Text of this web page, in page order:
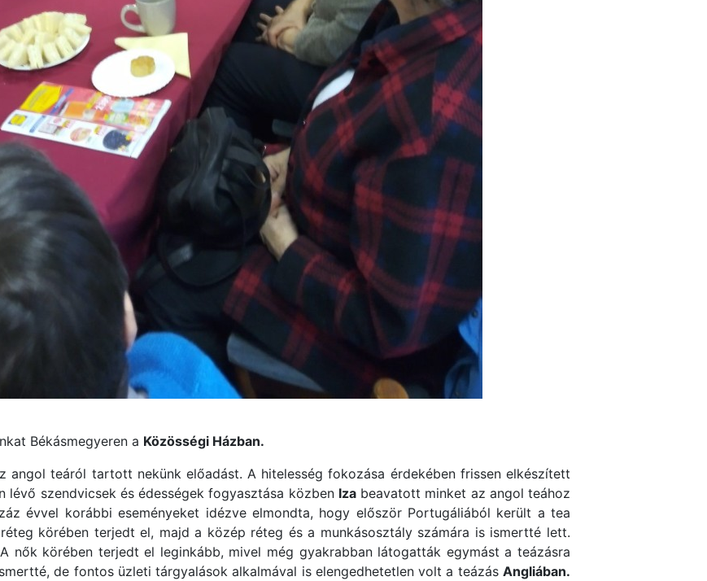
Békásmegyeren a Közösségi Házban.
angol teáról tartott nekünk előadást. A hitelesség fokozása érdekében frissen elkészített
szendvicsek és édességek fogyasztása közben Izabeavatott minket az angol teához
évvel korábbi eseményeket idézve elmondta, hogy először Portugáliából került a tea
körében terjedt el, majd a közép réteg és a munkásosztály számára is ismertté lett.
nők körében terjedt el leginkább, mivel még gyakrabban látogatták egymást a teázásra
de fontos üzleti tárgyalások alkalmával is elengedhetetlen volt a teázás Angliában.